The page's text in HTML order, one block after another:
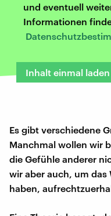
und eventuell
Informationen
Inhalt einmal laden
Es gibt verschiedene
Manchmal wollen wir
die Gefühle anderer
wir aber auch, um
haben,